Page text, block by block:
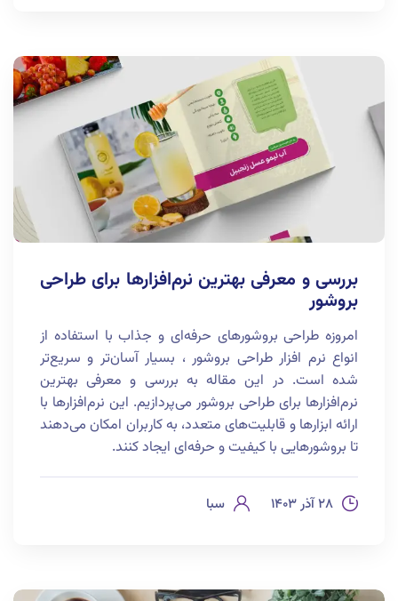
بررسی و معرفی بهترین نرم‌افزارها برای طراحی
بروشور
امروزه طراحی بروشورهای حرفه‌ای و جذاب با استفاده از
انواع نرم افزار طراحی بروشور ، بسیار آسان‌تر و سریع‌تر
شده است. در این مقاله به بررسی و معرفی بهترین
نرم‌افزارها برای طراحی بروشور می‌پردازیم. این نرم‌افزارها با
ارائه ابزارها و قابلیت‌های متعدد، به کاربران امکان می‌دهند
تا بروشورهایی با کیفیت و حرفه‌ای ایجاد کنند.
۲۸ آذر ۱۴۰۳ سبا